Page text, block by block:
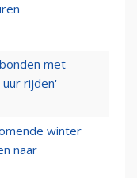
met
rijden'
winter
naar